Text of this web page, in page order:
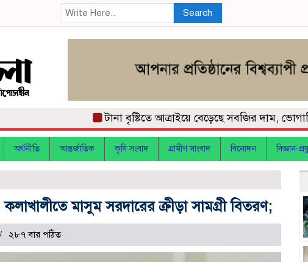
Search
টানা বৃষ্টিতে আত্রাইয়ে বেড়েছে সবজির দাম,
অর্থনীতি আন্তর্জাতিক কৃষি সংবাদ গ্রামীণ সাংবাদ বিনোদন বিজ্ঞান-
মাসুম সরদারের ক্রীড়া সামগ্রী বিতরণ;
২৮৭ বার পঠিত